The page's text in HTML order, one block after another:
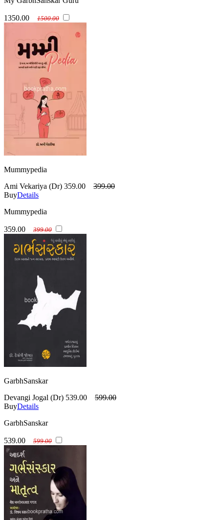
1350.00 1500.00
Mummypedia
Ami Vekariya (Dr) 359.00
399.00
BuyDetails
Mummypedia
359.00 399.00
GarbhSanskar
Devangi Jogal (Dr) 539.00
599.00
BuyDetails
GarbhSanskar
539.00 599.00